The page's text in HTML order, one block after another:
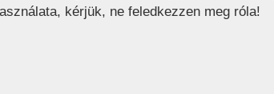
kérjük, ne feledkezzen meg róla!